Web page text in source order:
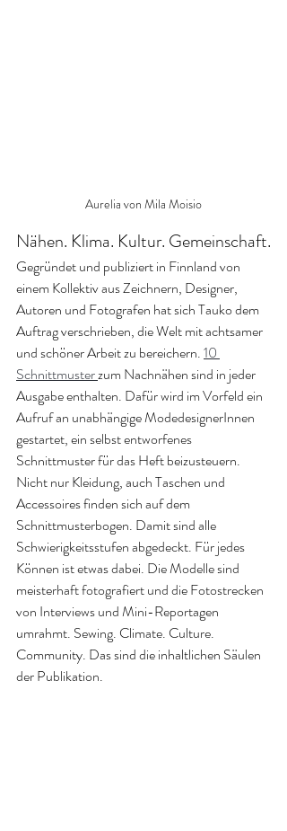
Aurelia von Mila Moisio
Nähen. Klima. Kultur. Gemeinschaft.
Gegründet und publiziert in Finnland von
einem Kollektiv aus Zeichnern, Designer,
Autoren und Fotografen hat sich Tauko dem
Auftrag verschrieben, die Welt mit achtsamer
und schöner Arbeit zu bereichern. 10
Schnittmuster zum Nachnähen sind in jeder
Ausgabe enthalten. Dafür wird im Vorfeld ein
Aufruf an unabhängige ModedesignerInnen
gestartet, ein selbst entworfenes
Schnittmuster für das Heft beizusteuern.
Nicht nur Kleidung, auch Taschen und
Accessoires finden sich auf dem
Schnittmusterbogen. Damit sind alle
Schwierigkeitsstufen abgedeckt. Für jedes
Können ist etwas dabei. Die Modelle sind
meisterhaft fotografiert und die Fotostrecken
von Interviews und Mini-Reportagen
umrahmt. Sewing. Climate. Culture.
Community. Das sind die inhaltlichen Säulen
der Publikation.